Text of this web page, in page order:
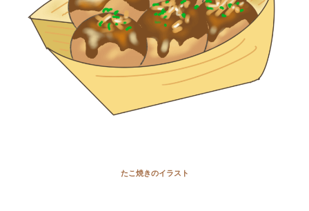
たこ焼きのイラスト